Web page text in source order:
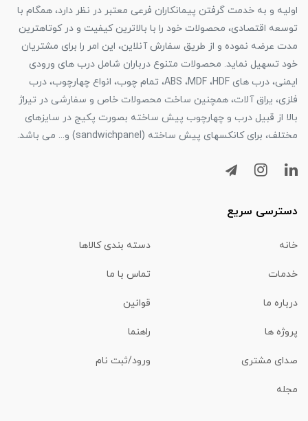
اولیه و به خدمت گرفتن پیمانکاران فرعی معتبر در نظر دارد، همگام با
توسعه اقتصادی، محصولات خود را با بالاترین کیفیت و در کوتاهترین
مدت عرضه نموده و از طریق سفارش آنلاین، این امر را برای مشتریان
خود تسهیل نماید. محصولات متنوع درباران شامل درب های ورودی
ایمنی، درب های ABS ،MDF ،HDF، تمام چوب، انواع چهارچوب، درب
فلزی، یراق آلات، همچنین ساخت محصولات خاص و سفارشی در تیراژ
بالا از قبیل درب و چهارچوب پیش ساخته بصورت پکیج در سایزهای
مختلف، برای کانکسهای پیش ساخته (sandwichpanel) و... می باشد.
دسترسی سریع
خانه دسته بندی کالاها
خدمات تماس با ما
درباره ما قوانین
پروژه ها راهنما
صدای مشتری ورود/ثبت نام
مجله